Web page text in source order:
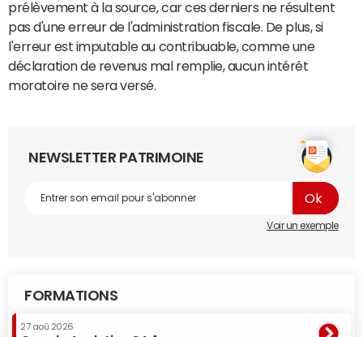
prélèvement à la source, car ces derniers ne résultent
pas d'une erreur de l'administration fiscale. De plus, si
l'erreur est imputable au contribuable, comme une
déclaration de revenus mal remplie, aucun intérêt
moratoire ne sera versé.
NEWSLETTER PATRIMOINE
Voir un exemple
FORMATIONS
27 aoû 2026